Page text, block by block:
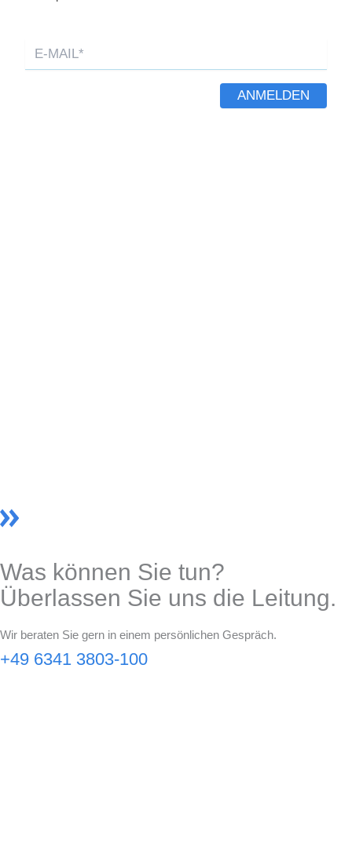
ANMELDEN
Was können Sie tun?
Überlassen Sie uns die Leitung.
Wir beraten Sie gern in einem persönlichen Gespräch.
+49 6341 3803-100